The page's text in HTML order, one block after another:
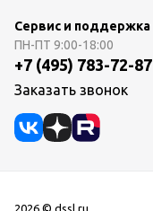
Сервис и поддержка
ПН-ПТ 9:00-18:00
+7 (495) 783-72-87
Заказать звонок
2026 © dssl.ru